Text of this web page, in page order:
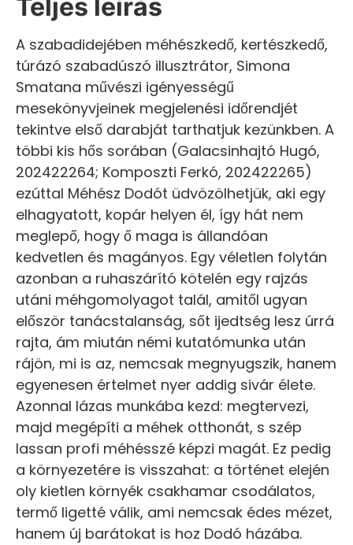
Teljes leírás
A szabadidejében méhészkedő, kertészkedő,
túrázó szabadúszó illusztrátor, Simona
Smatana művészi igényességű
mesekönyvjeinek megjelenési időrendjét
tekintve első darabját tarthatjuk kezünkben. A
többi kis hős sorában (Galacsinhajtó Hugó,
202422264; Komposzti Ferkó, 202422265)
ezúttal Méhész Dodót üdvözölhetjük, aki egy
elhagyatott, kopár helyen él, így hát nem
meglepő, hogy ő maga is állandóan
kedvetlen és magányos. Egy véletlen folytán
azonban a ruhaszárító kötelén egy rajzás
utáni méhgomolyagot talál, amitől ugyan
először tanácstalanság, sőt ijedtség lesz úrrá
rajta, ám miután némi kutatómunka után
rájön, mi is az, nemcsak megnyugszik, hanem
egyenesen értelmet nyer addig sivár élete.
Azonnal lázas munkába kezd: megtervezi,
majd megépíti a méhek otthonát, s szép
lassan profi méhésszé képzi magát. Ez pedig
a környezetére is visszahat: a történet elején
oly kietlen környék csakhamar csodálatos,
termő ligetté válik, ami nemcsak édes mézet,
hanem új barátokat is hoz Dodó házába.